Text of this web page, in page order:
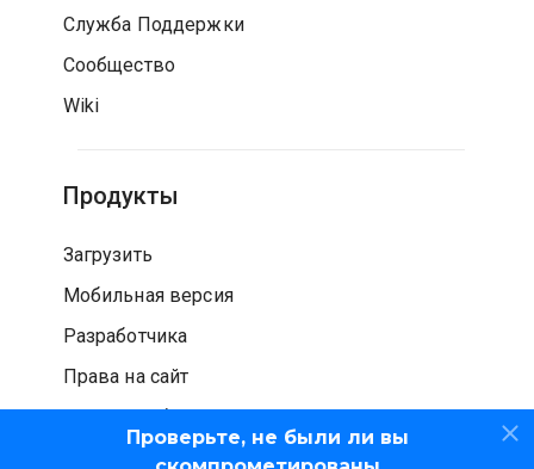
Проверьте, не были ли вы
Служба Поддержки
Сообщество
Wiki
Продукты
Загрузить
Мобильная версия
Разработчика
Права на сайт
Проверка безопасности